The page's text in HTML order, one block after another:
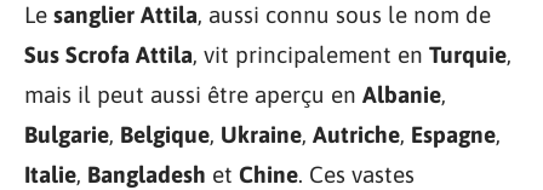
Le sanglier Attila, aussi connu sous le nom de
Sus Scrofa Attila, vit principalement en Turquie,
mais il peut aussi être aperçu en Albanie,
Bulgarie, Belgique, Ukraine, Autriche, Espagne,
Italie, Bangladesh et Chine. Ces vastes